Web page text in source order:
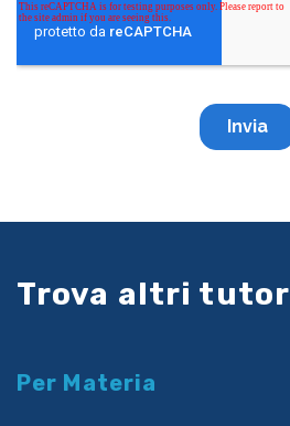
Trova altri tutor
Per Materia